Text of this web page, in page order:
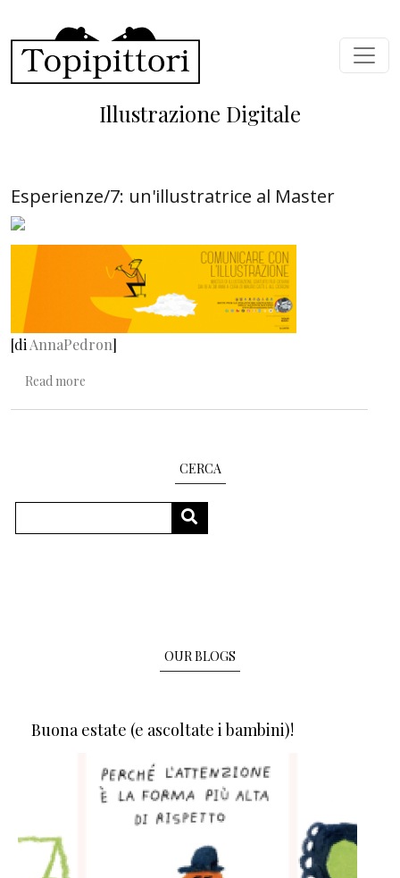
Illustrazione Digitale
Esperienze/7: un'illustratrice al Master
[diAnnaPedron]
Read more
CERCA
SEARCH
OUR BLOGS
Buona estate (e ascoltate i bambini)!